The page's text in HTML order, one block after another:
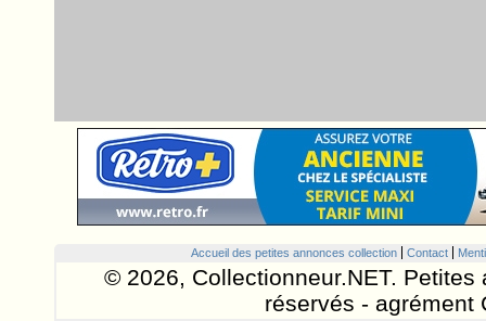
Accueil des petites annonces collection Contact
© 2026, Collectionneur.NET.
réservés - agrément